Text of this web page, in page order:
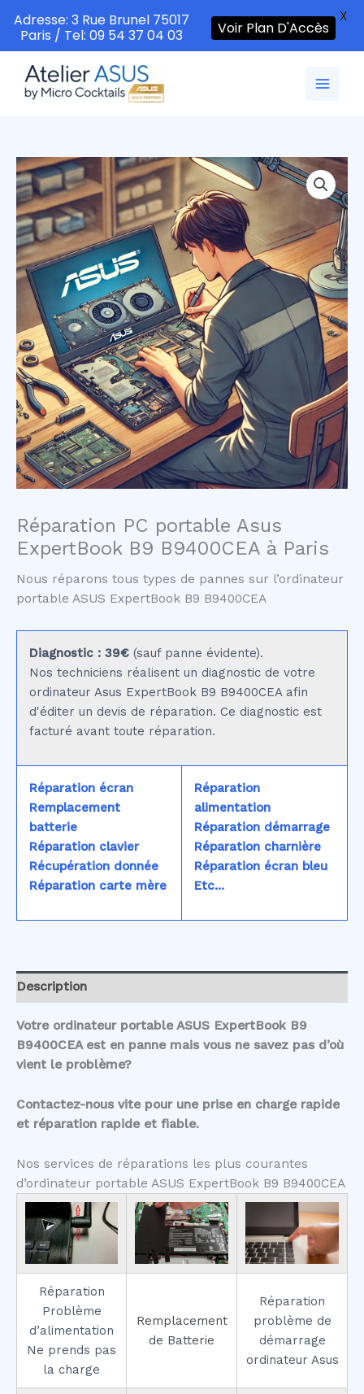
contenu
Réparation PC portable Asus
ExpertBook B9 B9400CEA à Paris
Nous réparons tous types de pannes sur l’ordinateur
portable ASUS ExpertBook B9 B9400CEA
Diagnostic : 39€ (sauf panne évidente).
Nos techniciens réalisent un diagnostic de votre
ordinateur Asus ExpertBook B9 B9400CEA afin
d'éditer un devis de réparation. Ce diagnostic est
facturé avant toute réparation.
Réparation écran
Remplacement
batterie
Réparation clavier
Récupération donnée
Réparation carte mère
Réparation
alimentation
Réparation démarrage
Réparation charnière
Réparation écran bleu
Etc...
Description
Votre ordinateur portable ASUS ExpertBook B9
B9400CEA est en panne mais vous ne savez pas d’où
vient le problème?
Contactez-nous vite pour une prise en charge rapide
et réparation rapide et fiable.
Nos services de réparations les plus courantes
d’ordinateur portable ASUS ExpertBook B9 B9400CEA
Réparation
Problème
d’alimentation
Ne prends pas
la charge
Remplacement
de Batterie
Réparation
problème de
démarrage
ordinateur Asus
Adresse: 3 Rue Brunel 75017
Paris / Tel: 09 54 37 04 03
Voir Plan D'Accès
X